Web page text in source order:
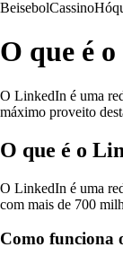
BeisebolCassino
O que é
O LinkedIn é uma
máximo proveito
O que é o
O LinkedIn é uma
com mais de 700
Como funciona